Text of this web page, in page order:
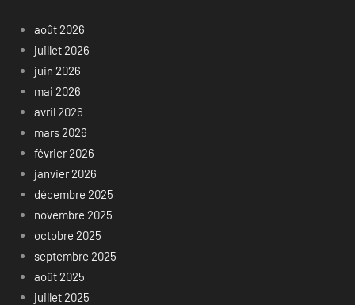
août 2026
juillet 2026
juin 2026
mai 2026
avril 2026
mars 2026
février 2026
janvier 2026
décembre 2025
novembre 2025
octobre 2025
septembre 2025
août 2025
juillet 2025